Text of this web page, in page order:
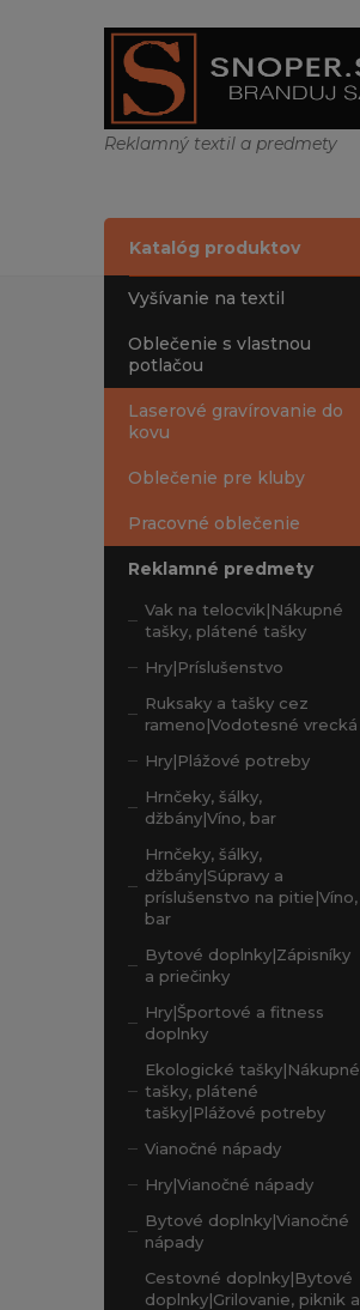
Reklamný textil a predmety
Katalóg produktov
Vyšívanie na textil
Oblečenie s vlastnou
potlačou
Laserové gravírovanie do
kovu
Oblečenie pre kluby
Pracovné oblečenie
Reklamné predmety
Vak na telocvik|Nákupné
tašky, plátené tašky
Hry|Príslušenstvo
Ruksaky a tašky cez
rameno|Vodotesné vrecká
Hry|Plážové potreby
Hrnčeky, šálky,
džbány|Víno, bar
Hrnčeky, šálky,
džbány|Súpravy a
príslušenstvo na pitie|Víno,
bar
Bytové doplnky|Zápisníky
a priečinky
Hry|Športové a fitness
doplnky
Ekologické tašky|Nákupné
tašky, plátené
tašky|Plážové potreby
Vianočné nápady
Hry|Vianočné nápady
Bytové doplnky|Vianočné
nápady
Cestovné doplnky|Bytové
doplnky|Grilovanie, piknik a